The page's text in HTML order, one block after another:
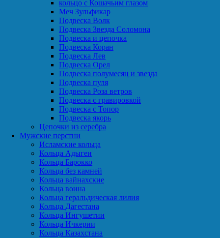
кольцо с Кошачьим глазом
Меч Зульфикар
Подвеска Волк
Подвеска Звезда Соломона
Подвеска и цепочка
Подвеска Коран
Подвеска Лев
Подвеска Орел
Подвеска полумесяц и звезда
Подвеска пуля
Подвеска Роза ветров
Подвеска с гравировкой
Подвеска с Топор
Подвеска якорь
Цепочки из серебра
Мужские перстни
Исламские кольца
Кольца Адыгеи
Кольца Барокко
Кольца без камней
Кольца вайнахские
Кольца воина
Кольца геральдическая лилия
Кольца Дагестана
Кольца Ингушетии
Кольца Ичкерии
Кольца Казахстана